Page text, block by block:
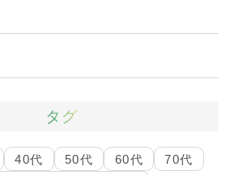
タグ
40代 50代 60代
70代